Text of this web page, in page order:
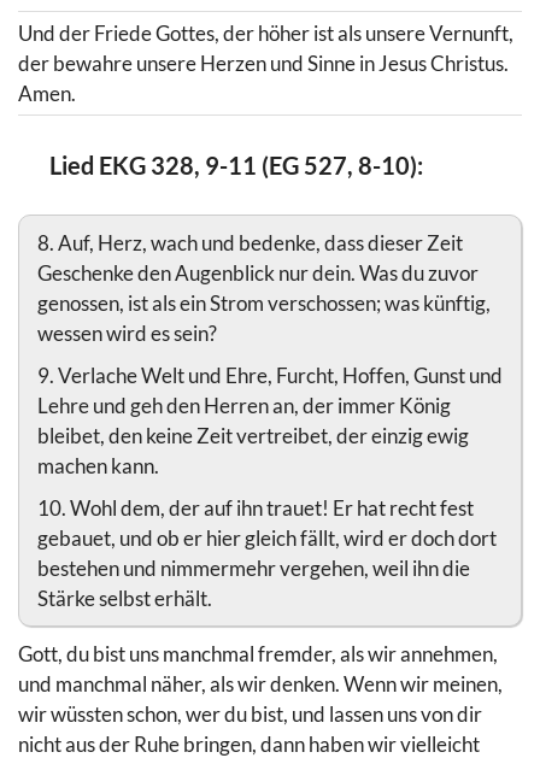
Und der Friede Gottes, der höher ist als unsere Vernunft,
der bewahre unsere Herzen und Sinne in Jesus Christus.
Amen.
Lied EKG 328, 9-11 (EG 527, 8-10):
8. Auf, Herz, wach und bedenke, dass dieser Zeit
Geschenke den Augenblick nur dein. Was du zuvor
genossen, ist als ein Strom verschossen; was künftig,
wessen wird es sein?
9. Verlache Welt und Ehre, Furcht, Hoffen, Gunst und
Lehre und geh den Herren an, der immer König
bleibet, den keine Zeit vertreibet, der einzig ewig
machen kann.
10. Wohl dem, der auf ihn trauet! Er hat recht fest
gebauet, und ob er hier gleich fällt, wird er doch dort
bestehen und nimmermehr vergehen, weil ihn die
Stärke selbst erhält.
Gott, du bist uns manchmal fremder, als wir annehmen,
und manchmal näher, als wir denken. Wenn wir meinen,
wir wüssten schon, wer du bist, und lassen uns von dir
nicht aus der Ruhe bringen, dann haben wir vielleicht